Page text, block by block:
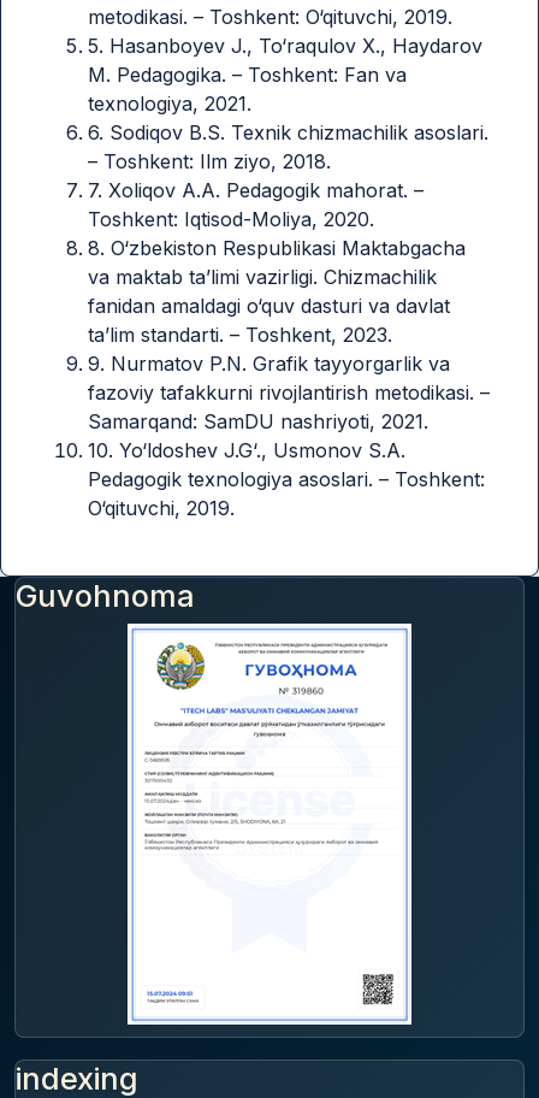
metodikasi. – Toshkent: O‘qituvchi, 2019.
5. Hasanboyev J., To‘raqulov X., Haydarov
M. Pedagogika. – Toshkent: Fan va
texnologiya, 2021.
6. Sodiqov B.S. Texnik chizmachilik asoslari.
– Toshkent: Ilm ziyo, 2018.
7. Xoliqov A.A. Pedagogik mahorat. –
Toshkent: Iqtisod-Moliya, 2020.
8. O‘zbekiston Respublikasi Maktabgacha
va maktab ta’limi vazirligi. Chizmachilik
fanidan amaldagi o‘quv dasturi va davlat
ta’lim standarti. – Toshkent, 2023.
9. Nurmatov P.N. Grafik tayyorgarlik va
fazoviy tafakkurni rivojlantirish metodikasi. –
Samarqand: SamDU nashriyoti, 2021.
10. Yo‘ldoshev J.G‘., Usmonov S.A.
Pedagogik texnologiya asoslari. – Toshkent:
O‘qituvchi, 2019.
Guvohnoma
indexing